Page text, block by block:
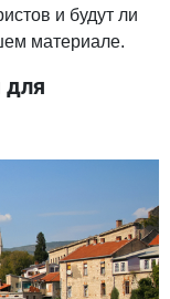
и будут ли
материале.
для